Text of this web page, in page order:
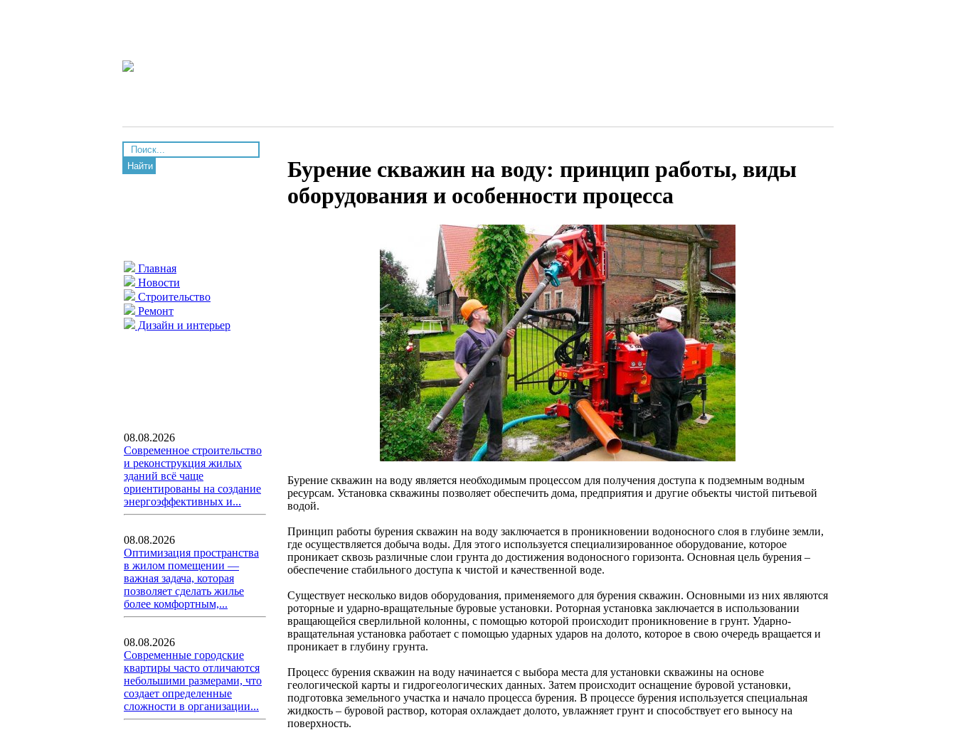
Найти
Главная
Новости
Строительство
Ремонт
Дизайн и интерьер
08.08.2026
Современное строительство
и реконструкция жилых
зданий всё чаще
ориентированы на создание
энергоэффективных и...
08.08.2026
Оптимизация пространства
в жилом помещении —
важная задача, которая
позволяет сделать жилье
более комфортным,...
08.08.2026
Современные городские
квартиры часто отличаются
небольшими размерами, что
создает определенные
сложности в организации...
Бурение скважин на воду: принцип работы, виды
оборудования и особенности процесса
Бурение скважин на воду является необходимым процессом для получения доступа к подземным водным
ресурсам. Установка скважины позволяет обеспечить дома, предприятия и другие объекты чистой питьевой
водой.
Принцип работы бурения скважин на воду заключается в проникновении водоносного слоя в глубине земли,
где осуществляется добыча воды. Для этого используется специализированное оборудование, которое
проникает сквозь различные слои грунта до достижения водоносного горизонта. Основная цель бурения –
обеспечение стабильного доступа к чистой и качественной воде.
Существует несколько видов оборудования, применяемого для бурения скважин. Основными из них являются
роторные и ударно-вращательные буровые установки. Роторная установка заключается в использовании
вращающейся сверлильной колонны, с помощью которой происходит проникновение в грунт. Ударно-
вращательная установка работает с помощью ударных ударов на долото, которое в свою очередь вращается и
проникает в глубину грунта.
Процесс бурения скважин на воду начинается с выбора места для установки скважины на основе
геологической карты и гидрогеологических данных. Затем происходит оснащение буровой установки,
подготовка земельного участка и начало процесса бурения. В процессе бурения используется специальная
жидкость – буровой раствор, которая охлаждает долото, увлажняет грунт и способствует его выносу на
поверхность.